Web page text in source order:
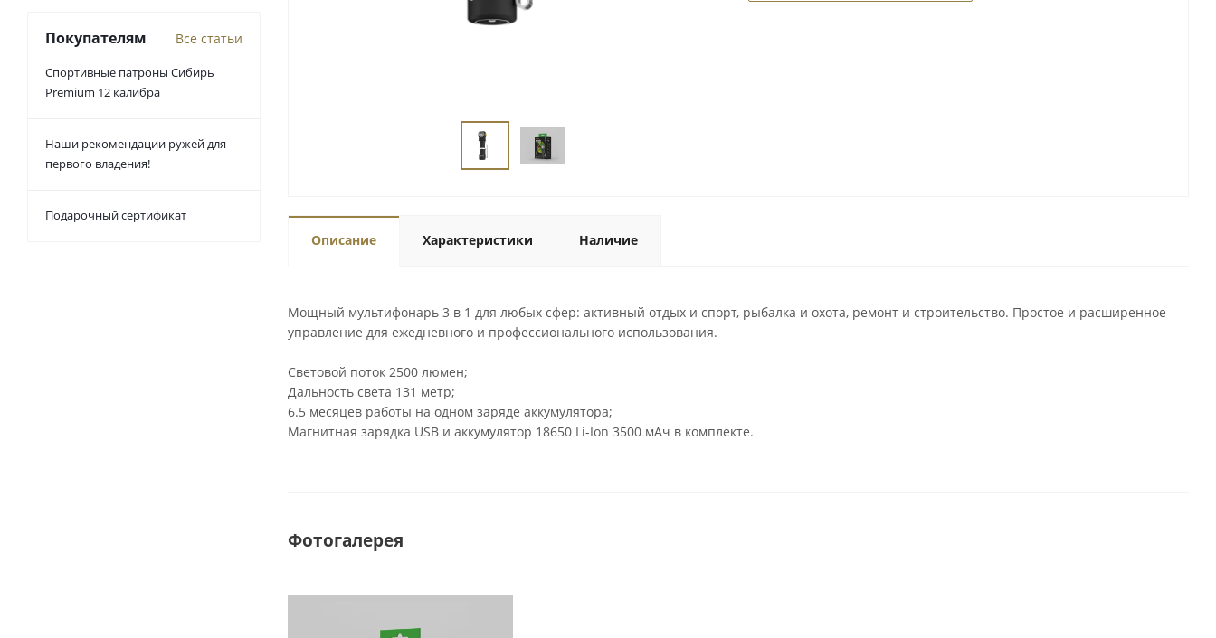
Описание Характеристики Наличие
Мощный мультифонарь 3 в 1 для любых сфер: активный отдых и спорт, рыбалка и охота, ремонт и строительство. Простое и расширенное
управление для ежедневного и профессионального использования.
Световой поток 2500 люмен;
Дальность света 131 метр;
6.5 месяцев работы на одном заряде аккумулятора;
Магнитная зарядка USB и аккумулятор 18650 Li-Ion 3500 мАч в комплекте.
Фотогалерея
Покупателям Все статьи
Спортивные патроны Сибирь
Premium 12 калибра
Наши рекомендации ружей для
первого владения!
Подарочный сертификат